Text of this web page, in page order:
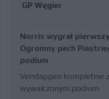
GP Węgier
Norris wygrał
Ogromny pech
podium
Verstappen kompletnie
wywalczonym podium